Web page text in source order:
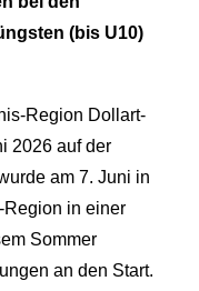
(bis U10)
Region Dollart-
2026 auf der
am 7. Juni in
Region in einer
Sommer
an den Start.